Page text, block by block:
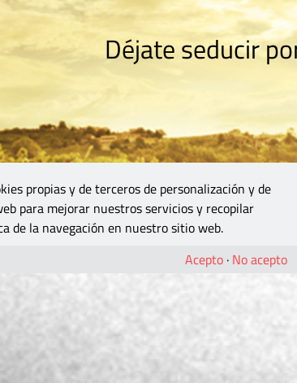
Déjate seducir
propias y de terceros de personalización y de
para mejorar nuestros servicios y recopilar
de la navegación en nuestro sitio web.
Acepto · No acepto